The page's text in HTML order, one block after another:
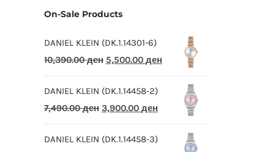
On-Sale Products
DANIEL KLEIN (DK.1.14301-6)
10,390.00ден Original
was:
10,390.00 ден.
5,500.00 денCurrent
5,500.00 ден.
DANIEL KLEIN (DK.1.14458-2)
7,490.00ден Original
was:
3,900.00 денCurrent
is:
DANIEL KLEIN (DK.1.14458-3)